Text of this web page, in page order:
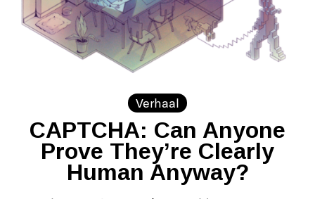
Verhaal
CAPTCHA: Can Anyone
Prove They’re Clearly
Human Anyway?